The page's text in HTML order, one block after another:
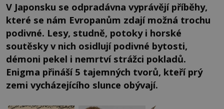
V Japonsku se odpradávna vyprávějí příběhy,
které se nám Evropanům zdají možná trochu
podivné. Lesy, studně, potoky i horské
soutěsky v nich osidlují podivné bytosti,
démoni pekel i nemrtví strážci pokladů.
Enigma přináší 5 tajemných tvorů, kteří prý
zemi vycházejícího slunce obývají.